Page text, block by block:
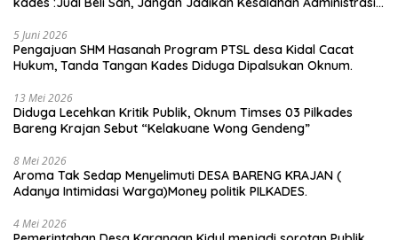
5 Juni 2026
Pengajuan SHM Hasanah Program PTSL desa Kidal Cacat
Hukum, Tanda Tangan Kades Diduga Dipalsukan Oknum.
13 Mei 2026
Diduga Lecehkan Kritik Publik, Oknum Timses 03 Pilkades
Bareng Krajan Sebut “Kelakuane Wong Gendeng”
8 Mei 2026
Aroma Tak Sedap Menyelimuti DESA BARENG KRAJAN (
Adanya Intimidasi Warga)Money politik PILKADES.
4 Mei 2026